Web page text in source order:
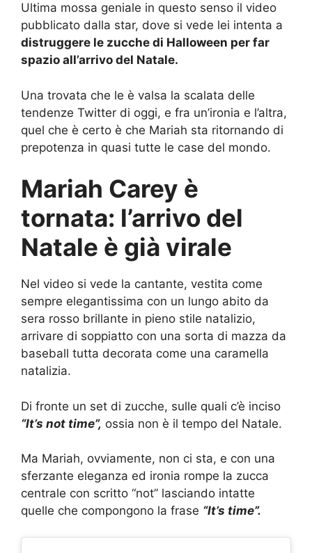
Ultima mossa geniale in questo senso il video
pubblicato dalla star, dove si vede lei intenta a
distruggere le zucche di Halloween per far
spazio all’arrivo del Natale.
Una trovata che le è valsa la scalata delle
tendenze Twitter di oggi, e fra un’ironia e l’altra,
quel che è certo è che Mariah sta ritornando di
prepotenza in quasi tutte le case del mondo.
Mariah Carey è
tornata: l’arrivo del
Natale è già virale
Nel video si vede la cantante, vestita come
sempre elegantissima con un lungo abito da
sera rosso brillante in pieno stile natalizio,
arrivare di soppiatto con una sorta di mazza da
baseball tutta decorata come una caramella
natalizia.
Di fronte un set di zucche, sulle quali c’è inciso
“It’s not time”, ossia non è il tempo del Natale.
Ma Mariah, ovviamente, non ci sta, e con una
sferzante eleganza ed ironia rompe la zucca
centrale con scritto “not” lasciando intatte
quelle che compongono la frase “It’s time”.